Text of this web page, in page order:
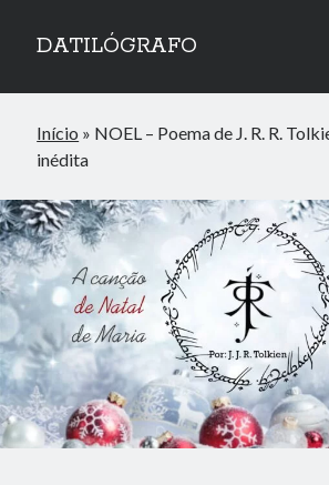
DATILÓGRAFO
Início » NOEL – Poema de J. R. R.
inédita